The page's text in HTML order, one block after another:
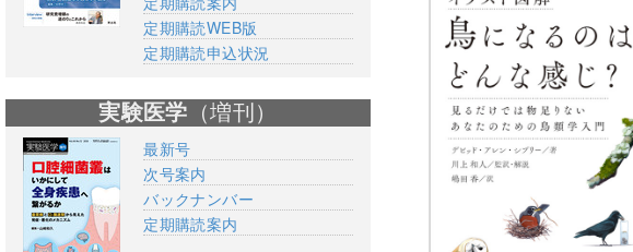
定期購読WEB版
定期購読申込状況
実験医学 （増刊）
最新号
次号案内
バックナンバー
定期購読案内